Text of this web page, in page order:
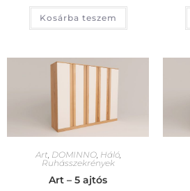
Kosárba teszem
Art, DOMINNO, Háló,
Ruhásszekrények
Art – 5 ajtós